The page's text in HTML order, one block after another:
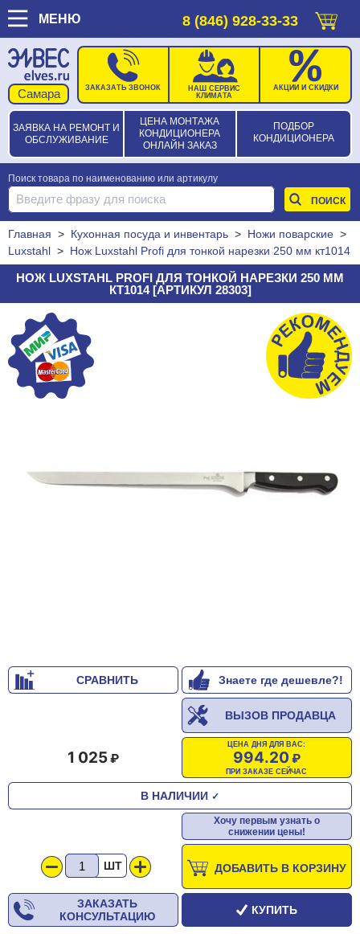
МЕНЮ 8 (846) 928-33-33
ЗАЯВКА НА РЕМОНТ И
ОБСЛУЖИВАНИЕ
ЦЕНА МОНТАЖА
КОНДИЦИОНЕРА
ОНЛАЙН ЗАКАЗ
ПОДБОР
КОНДИЦИОНЕРА
ЗАКАЗАТЬ ЗВОНОК
НАШ СЕРВИС
КЛИМАТА
АКЦИИ И СКИДКИ
Поиск товара по наименованию или артикулу
Главная > Кухонная посуда и инвентарь > Ножи поварские >
Luxstahl > Нож Luxstahl Profi для тонкой нарезки 250 мм кт1014
НОЖ LUXSTAHL PROFI ДЛЯ ТОНКОЙ НАРЕЗКИ 250 ММ
КТ1014 [АРТИКУЛ 28303]
СРАВНИТЬ Знаете где дешевле?!
ВЫЗОВ ПРОДАВЦА
ЦЕНА ДНЯ ДЛЯ ВАС:
994.20
ПРИ ЗАКАЗЕ СЕЙЧАС
1 025
В НАЛИЧИИ ✓
Хочу первым узнать о
снижении цены!
ШТ ДОБАВИТЬ В КОРЗИНУ
ЗАКАЗАТЬ
КОНСУЛЬТАЦИЮ
КУПИТЬ